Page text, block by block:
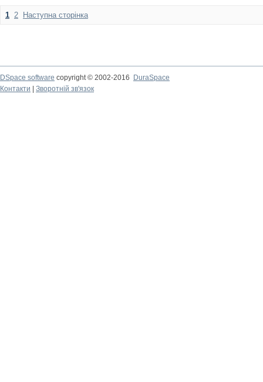
1 2 Наступна сторінка
DSpace software copyright © 2002-2016
DuraSpace
Контакти
Зворотній зв'язок